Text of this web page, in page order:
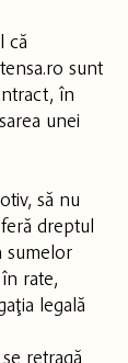
că
sunt
în
unei
să nu
dreptul
sumelor
rate,
legală
retragă